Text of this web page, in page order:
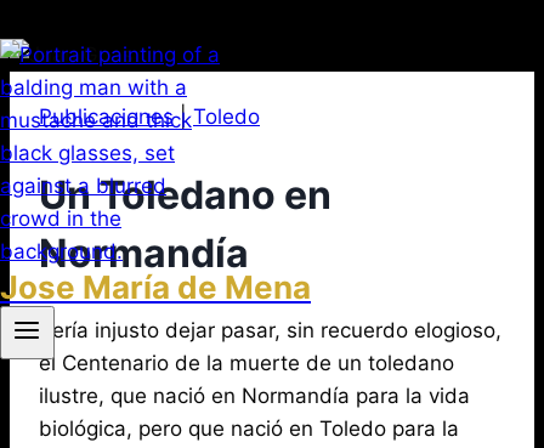
Saltar
al
contenido
Jose María de Mena
Publicaciones|Toledo
Un Toledano en
Normandía
PorJose
María
de
Mena
diciembre
10,
2018agosto
3,
Sería injusto dejar pasar, sin recuerdo elogioso,
el Centenario de la muerte de un toledano
ilustre, que nació en Normandía para la vida
biológica, pero que nació en Toledo para la